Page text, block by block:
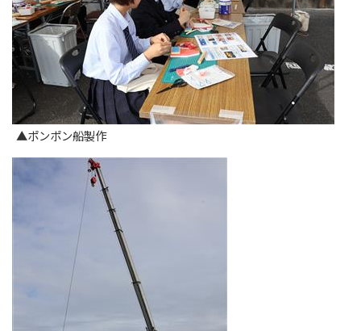
▲ポンポン船製作